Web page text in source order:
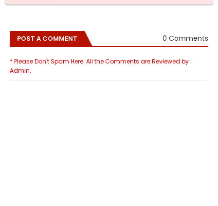
POST A COMMENT 0 Comments
* Please Don't Spam Here. All the Comments are Reviewed by
Admin.